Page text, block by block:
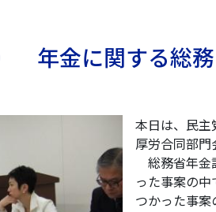
年金に関する総
本日は、民主
厚労合同部門
総務省年金
った事案の
つかった事